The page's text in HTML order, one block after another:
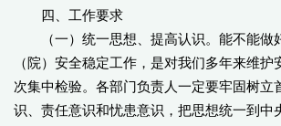
四、工作要求
（一）统一思想、提高认识。能不能做
（院）安全稳定工作，是对我们多年来维护
次集中检验。各部门负责人一定要牢固树立
识、责任意识和忧患意识，把思想统一到中